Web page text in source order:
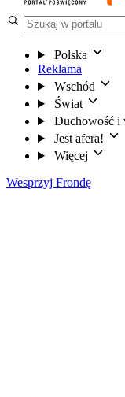
Polska
Reklama
Wschód
Świat
Duchowość i
Jest afera!
Więcej
Wesprzyj Frondę